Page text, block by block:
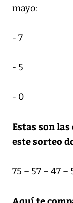
mayo:
- 7
- 5
- 0
Estas son
este sorteo
75 – 57 – 47 –